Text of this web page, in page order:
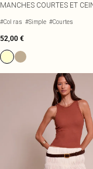
MANCHES COURTES ET
#Col ras #Simple #Courtes
52,00 €